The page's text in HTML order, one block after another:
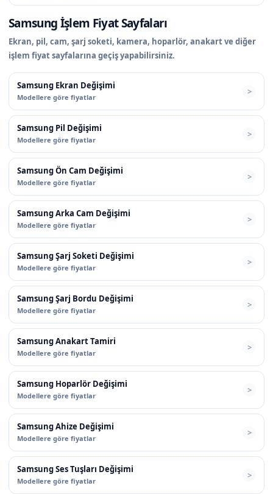
Samsung İşlem Fiyat Sayfaları
Ekran, pil, cam, şarj soketi, kamera, hoparlör, anakart ve diğer
işlem fiyat sayfalarına geçiş yapabilirsiniz.
Samsung Ekran Değişimi
Modellere göre fiyatlar
Samsung Pil Değişimi
Modellere göre fiyatlar
Samsung Ön Cam Değişimi
Modellere göre fiyatlar
Samsung Arka Cam Değişimi
Modellere göre fiyatlar
Samsung Şarj Soketi Değişimi
Modellere göre fiyatlar
Samsung Şarj Bordu Değişimi
Modellere göre fiyatlar
Samsung Anakart Tamiri
Modellere göre fiyatlar
Samsung Hoparlör Değişimi
Modellere göre fiyatlar
Samsung Ahize Değişimi
Modellere göre fiyatlar
Samsung Ses Tuşları Değişimi
Modellere göre fiyatlar